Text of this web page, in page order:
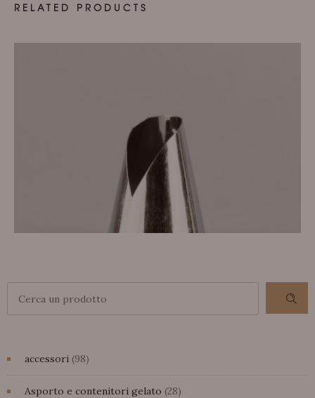
RELATED PRODUCTS
BOCCHETTA SAC À POCHE GIANDUIOTTO
accessori 9898
prodotti
Asporto e contenitori gelato 2828